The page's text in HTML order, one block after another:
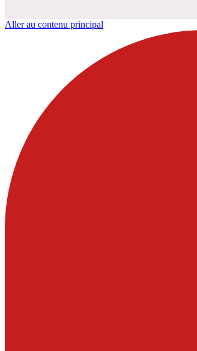
Aller au contenu principal